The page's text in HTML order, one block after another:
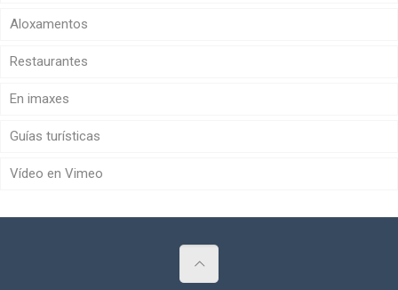
Aloxamentos
Restaurantes
En imaxes
Guías turísticas
Vídeo en Vimeo